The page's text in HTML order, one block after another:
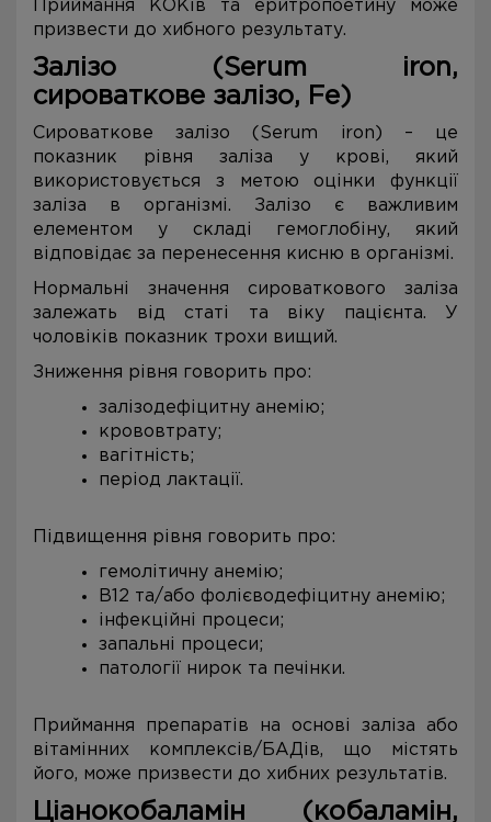
Приймання КОКів та еритропоетину може
призвести до хибного результату.
Залізо (Serum iron,
сироваткове залізо, Fe)
Сироваткове залізо (Serum iron) – це
показник рівня заліза у крові, який
використовується з метою оцінки функції
заліза в організмі. Залізо є важливим
елементом у складі гемоглобіну, який
відповідає за перенесення кисню в організмі.
Нормальні значення сироваткового заліза
залежать від статі та віку пацієнта. У
чоловіків показник трохи вищий.
Зниження рівня говорить про:
залізодефіцитну анемію;
крововтрату;
вагітність;
період лактації.
Підвищення рівня говорить про:
гемолітичну анемію;
В12 та/або фолієводефіцитну анемію;
інфекційні процеси;
запальні процеси;
патології нирок та печінки.
Приймання препаратів на основі заліза або
вітамінних комплексів/БАДів, що містять
його, може призвести до хибних результатів.
Ціанокобаламін (кобаламін,